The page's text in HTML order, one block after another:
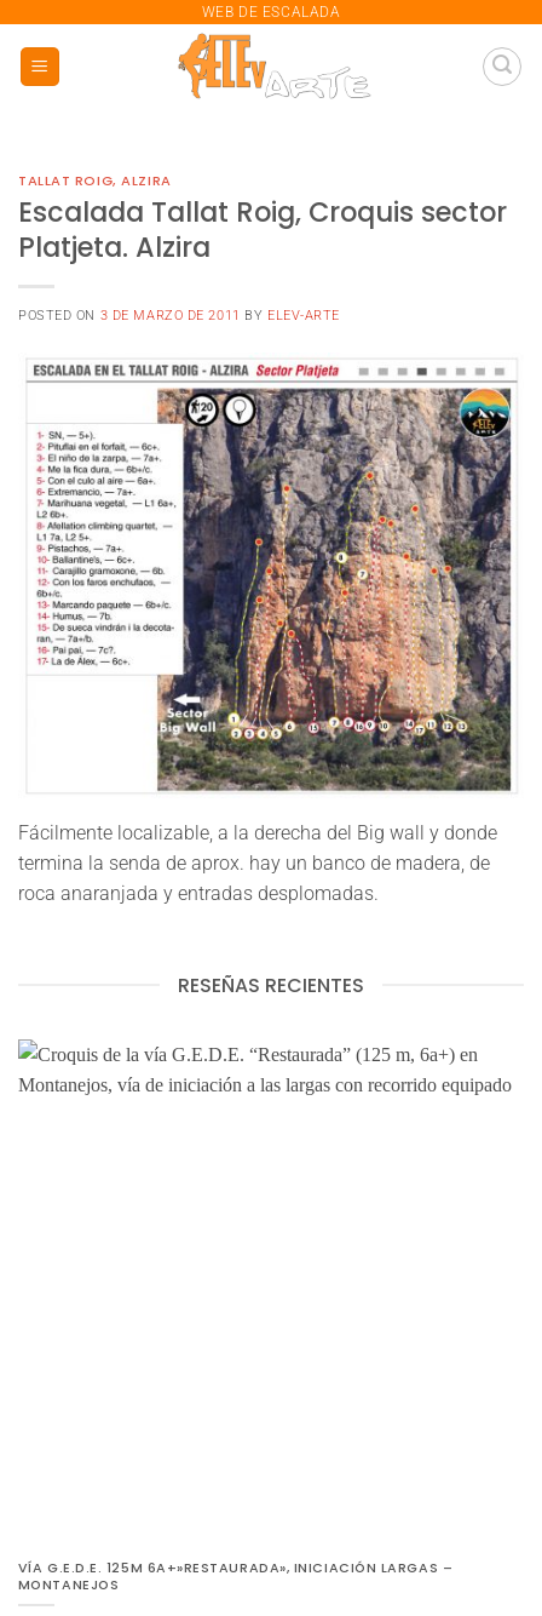
contenido
WEB DE ESCALADA
TALLAT ROIG, ALZIRA
Escalada Tallat Roig, Croquis sector
Platjeta. Alzira
POSTED ON 3 DE MARZO DE 2011 BY ELEV-ARTE
Fácilmente localizable, a la derecha del Big wall y donde
termina la senda de aprox. hay un banco de madera, de
roca anaranjada y entradas desplomadas.
RESEÑAS RECIENTES
VÍA G.E.D.E. 125M 6A+»RESTAURADA», INICIACIÓN LARGAS –
MONTANEJOS